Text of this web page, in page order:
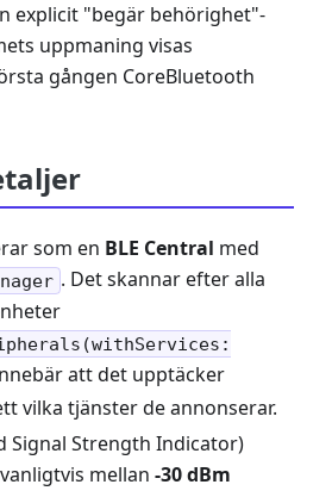
explicit "begär behörighet"-
uppmaning visas
gången CoreBluetooth
som en BLE Central med
. Det skannar efter alla
att det upptäcker
vilka tjänster de annonserar.
Signal Strength Indicator)
mellan -30 dBm